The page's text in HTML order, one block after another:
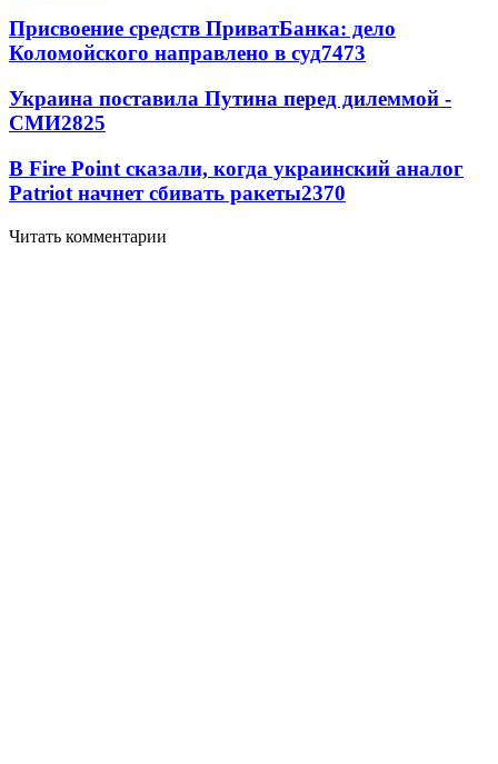
Присвоение средств ПриватБанка: дело
Коломойского направлено в суд7473
Украина поставила Путина перед дилеммой -
СМИ2825
В Fire Point сказали, когда украинский аналог
Patriot начнет сбивать ракеты2370
Читать комментарии